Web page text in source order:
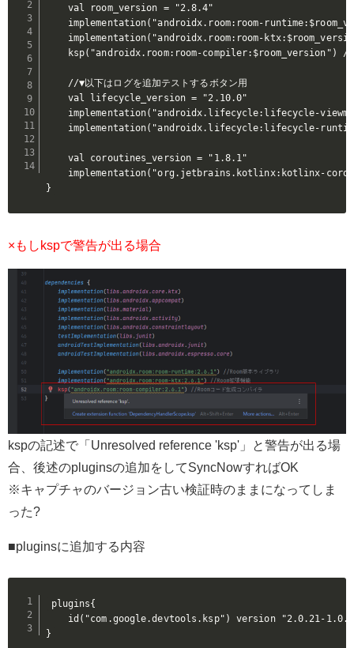
    val room_version = "2.8.4"
implementation("androidx.room:room-
implementation("androidx.room:room-
ksp("androidx.room:room-compiler:$room_version") //
    //▼以下はログを追加テストするボタン用
    val lifecycle_version = "2.10.0"
implementation("androidx.lifecycle:lifecycle-
implementation("androidx.lifecycle:lifecycle-
    val coroutines_version = "1.8.1"
implementation("org.jetbrains.kotlinx:kotlinx-
}
×もしkspで警告が出る場合
kspの記述で「Unresolved reference 'ksp'」と警告が出る場
合、後述のpluginsの追加をしてSyncNowすればOK
※キャプチャのバージョン古い検証時のままになってしま
った?
■pluginsに追加する内容
plugins{
id("com.google.devtools.ksp") version "2.0.21-
}